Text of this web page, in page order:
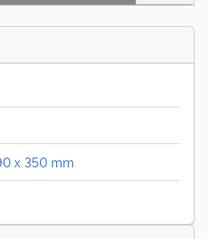
x 350 mm